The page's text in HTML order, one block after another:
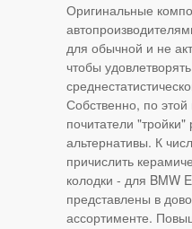
Оригинальные
для обычной и не
чтобы
Собственно, по
почитатели
альтернативы. К
причислить
колодки - для BMW
представлены в
ассортименте.